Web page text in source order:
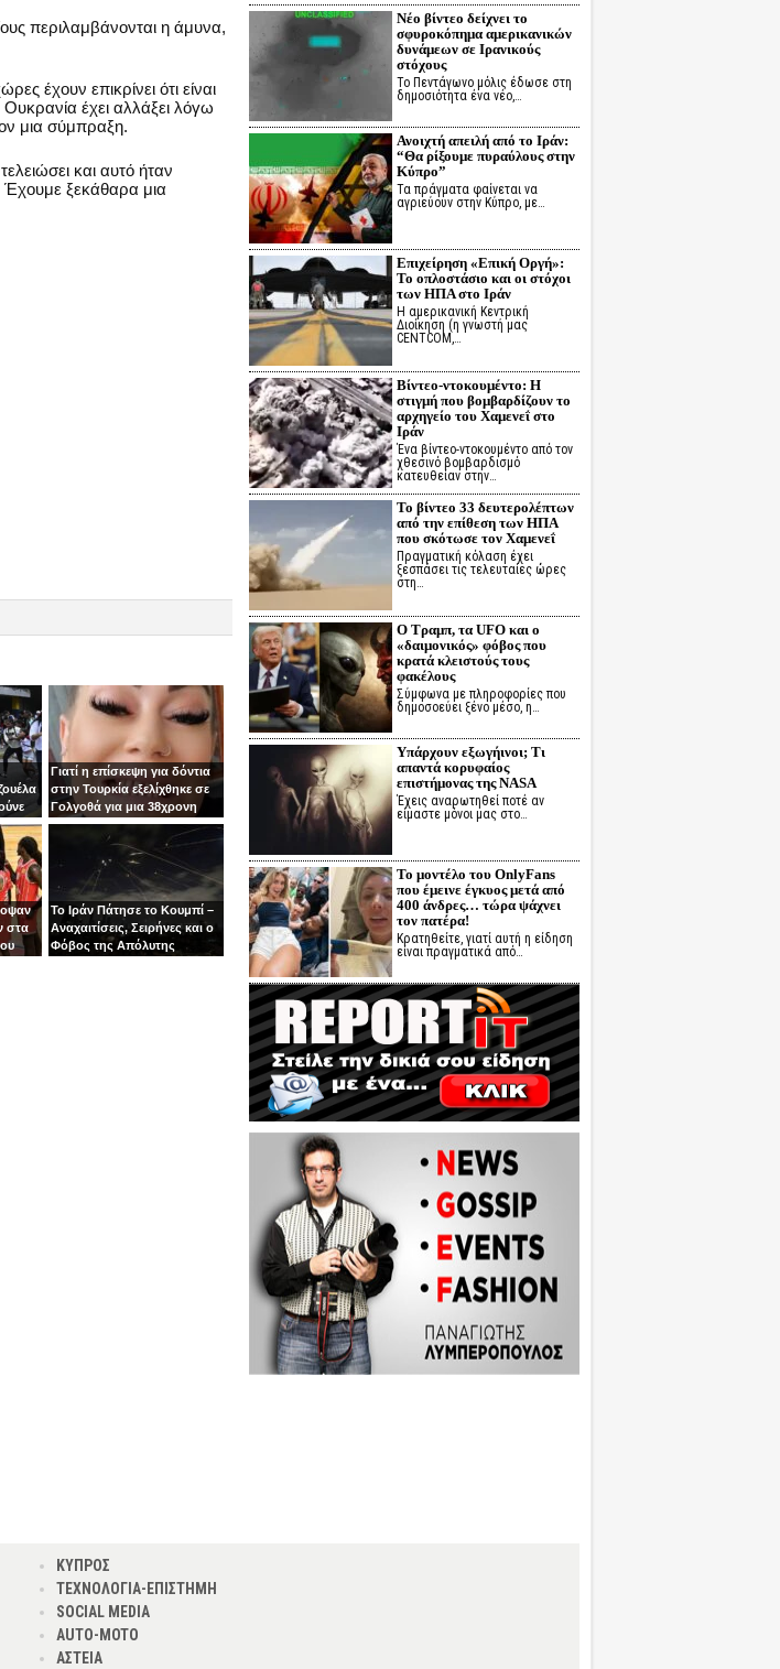
περιλαμβάνονται η άμυνα,
έχουν επικρίνει ότι είναι
έχει αλλάξει λόγω
μια σύμπραξη.
και αυτό ήταν
ξεκάθαρα μια
Γιατί η επίσκεψη για δόντια
στην Τουρκία εξελίχθηκε σε
Γολγοθά για μια 38χρονη
μητέρα
στα
Το Ιράν Πάτησε το Κουμπί –
Αναχαιτίσεις, Σειρήνες και ο
Φόβος της Απόλυτης
Νέο βίντεο δείχνει το
σφυροκόπημα αμερικανικών
δυνάμεων σε Ιρανικούς
στόχους
Το Πεντάγωνο μόλις έδωσε στη
δημοσιότητα ένα νέο,…
Ανοιχτή απειλή από το Ιράν:
“Θα ρίξουμε πυραύλους στην
Κύπρο”
Τα πράγματα φαίνεται να
αγριεύουν στην Κύπρο, με…
Επιχείρηση «Επική Οργή»:
Το οπλοστάσιο και οι στόχοι
των ΗΠΑ στο Ιράν
Η αμερικανική Κεντρική
Διοίκηση (η γνωστή μας
CENTCOM,…
Βίντεο-ντοκουμέντο: Η
στιγμή που βομβαρδίζουν το
αρχηγείο του Χαμενεΐ στο
Ιράν
Ένα βίντεο-ντοκουμέντο από τον
χθεσινό βομβαρδισμό
κατευθείαν στην…
Το βίντεο 33 δευτερολέπτων
από την επίθεση των ΗΠΑ
που σκότωσε τον Χαμενεΐ
Πραγματική κόλαση έχει
ξεσπάσει τις τελευταίες ώρες
στη…
Ο Τραμπ, τα UFO και ο
«δαιμονικός» φόβος που
κρατά κλειστούς τους
φακέλους
Σύμφωνα με πληροφορίες που
δημοσοεύει ξένο μέσο, η…
Υπάρχουν εξωγήινοι; Τι
απαντά κορυφαίος
επιστήμονας της NASA
Έχεις αναρωτηθεί ποτέ αν
είμαστε μόνοι μας στο…
Το μοντέλο του OnlyFans
που έμεινε έγκυος μετά από
400 άνδρες… τώρα ψάχνει
τον πατέρα!
Κρατηθείτε, γιατί αυτή η είδηση
είναι πραγματικά από…
ΚΥΠΡΟΣ
ΤΕΧΝΟΛΟΓΙΑ-ΕΠΙΣΤΗΜΗ
SOCIAL MEDIA
AUTO-MOTO
ΑΣΤΕΙΑ